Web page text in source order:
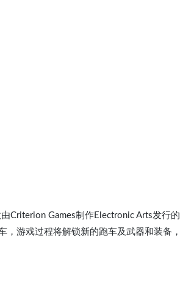
Criterion Games制作Electronic Arts发行的
游戏过程将解锁新的跑车及武器和装备，